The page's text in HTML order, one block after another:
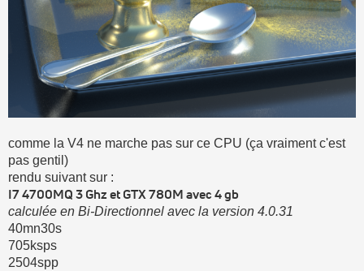
comme la V4 ne marche pas sur ce CPU (ça vraiment c'est
pas gentil)
rendu suivant sur :
I7 4700MQ 3 Ghz et GTX 780M avec 4 gb
calculée en Bi-Directionnel avec la version 4.0.31
40mn30s
705ksps
2504spp